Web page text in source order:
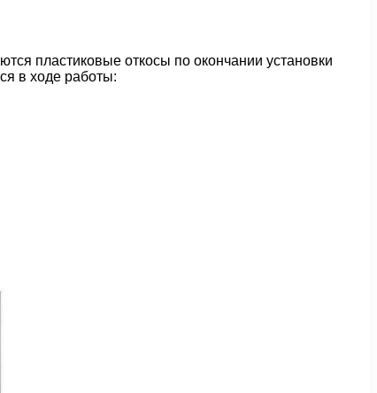
пластиковые откосы по окончании установки
в ходе работы: